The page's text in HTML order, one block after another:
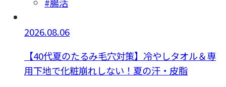
#腸活
2026.08.06
【40代夏のたるみ毛穴対策】冷やしタオル＆専
用下地で化粧崩れしない！夏の汗・皮脂